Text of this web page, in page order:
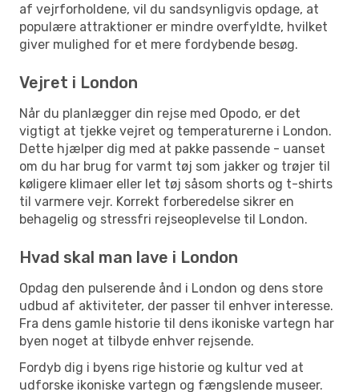
af vejrforholdene, vil du sandsynligvis opdage, at
populære attraktioner er mindre overfyldte, hvilket
giver mulighed for et mere fordybende besøg.
Vejret i London
Når du planlægger din rejse med Opodo, er det
vigtigt at tjekke vejret og temperaturerne i London.
Dette hjælper dig med at pakke passende - uanset
om du har brug for varmt tøj som jakker og trøjer til
køligere klimaer eller let tøj såsom shorts og t-shirts
til varmere vejr. Korrekt forberedelse sikrer en
behagelig og stressfri rejseoplevelse til London.
Hvad skal man lave i London
Opdag den pulserende ånd i London og dens store
udbud af aktiviteter, der passer til enhver interesse.
Fra dens gamle historie til dens ikoniske vartegn har
byen noget at tilbyde enhver rejsende.
Fordyb dig i byens rige historie og kultur ved at
udforske ikoniske vartegn og fængslende museer.